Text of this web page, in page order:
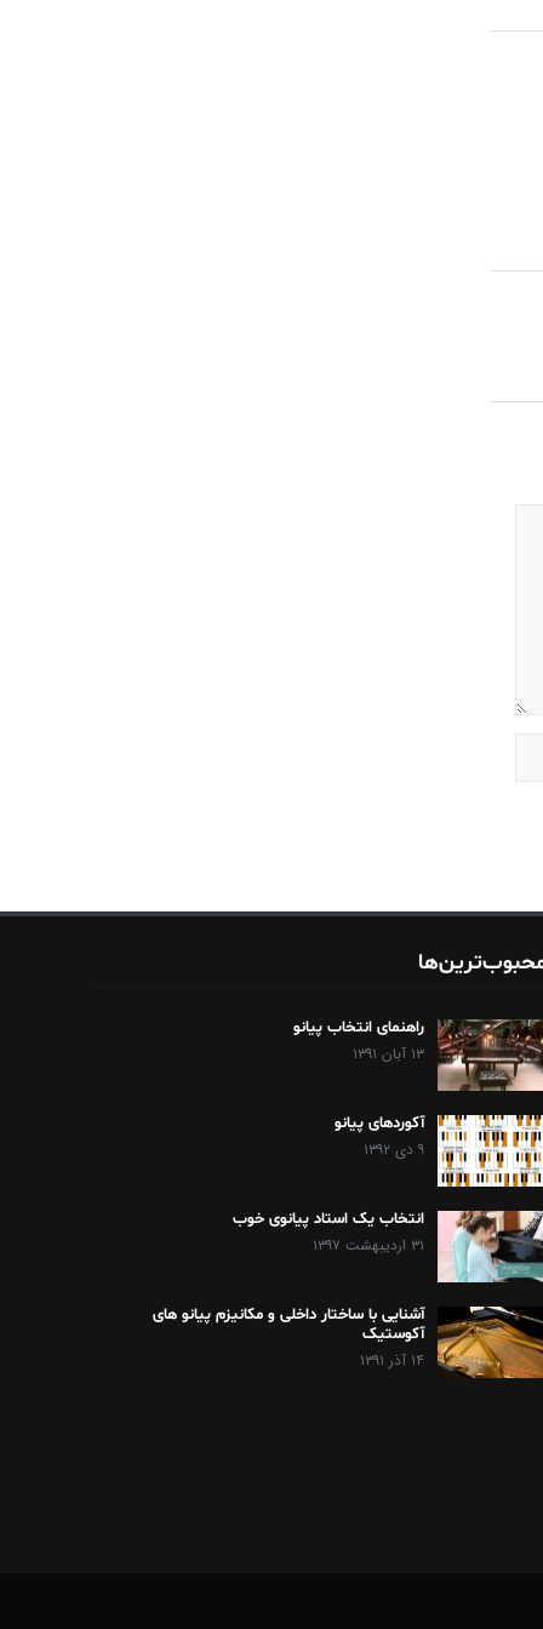
راهنمای انتخاب پیانو
۱۳ آبان ۱۳۹۱
آکوردهای پیانو
۹ دی ۱۳۹۲
انتخاب یک استاد پیانوی خوب
۳۱ اردیبهشت ۱۳۹۷
آشنایی با ساختار داخلی و مکانیزم پیانو های
آکوستیک
۱۴ آذر ۱۳۹۱